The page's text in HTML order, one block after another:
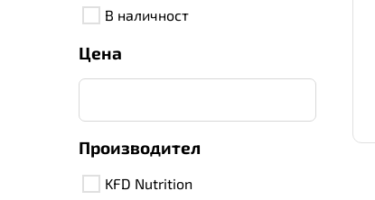
В наличност
Цена
Производител
KFD Nutrition